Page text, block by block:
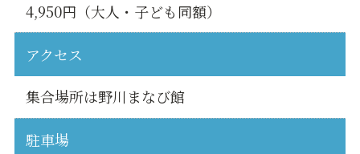
4,950円（大人・子ども同額）
アクセス
集合場所は野川まなび館
駐車場